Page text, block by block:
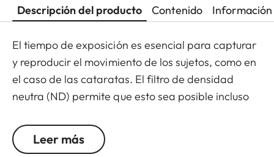
Descripción del producto Contenido
El tiempo de exposición es esencial para capturar
y reproducir el movimiento de los sujetos, como en
el caso de las cataratas. El filtro de densidad
neutra (ND) permite que esto sea posible incluso
cantidad de luz que penetra en la lente para
permitir que se usen velocidades de obturación
Leer más